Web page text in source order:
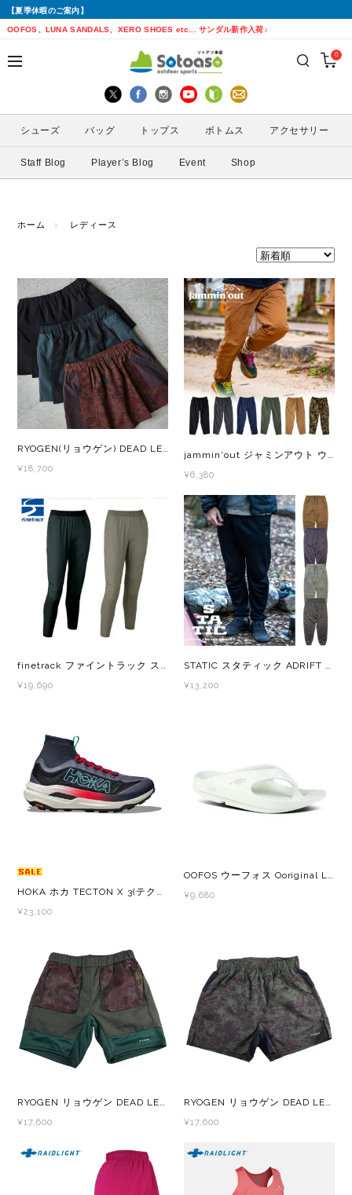
【夏季休暇のご案内】
OOFOS、LUNA SANDALS、XERO SHOES etc... サンダル新作入荷♪
戻る
シューズから探す
トレイルランニングシューズ
ランニングシューズ
戻る
トップスから探す
シェル・レインウェア
シャツ
戻る
ボトムスから探す
ショートパンツ
ロングパンツ
戻る
バッグから探す
トレランザック
バックパック
戻る
アクセサリーから探す
キャップ・ハット
ソックス
ゲイター
サングラス
ライト
ボトル・携帯カップ
ストックポール
戻る
ブランドから探す
ACTIVE YOHKAN(アクティブようかん)
ATHLETUNE(アスリチューン)
HoneyAction(ハニーアクション)
KODA(コーダ)
Mag-on(マグオン)
MEDALIST(メダリスト)
PUREPALA(ピュアパラ)
SAMURAICHARGE Pro
SAMURAI GEL(サムライジェル)
Shonai Special(ショウナイスペシャル)
カルノパワー
ジャパンエナジーフード
ミドリ安全
セット
戻る
ブランドから探す
Amazfit(アマズフィット)
BAUERFEIND(バウアーファインド)
Clef(クレ)
Columbia・Montrail(コロンビア・モント
レイル)
COMPRESSPORT(コンプレスポーツ)
cotopaxi (コトパクシ)
DYNAFIT(ディナフィット)
ELDORESO(エルドレッソ)
extremities (エクストリミティーズ)
FEELCAP(フィールキャップ)
GONTEX(ゴンテックス)
goodr(グダー)
handson grip (ハンズオングリップ)
Hydrapak(ハイドラパック)
INSTINCT(インスティンクト)
Joe Nimble(ジョー ニンブル)
Lithe Apparel（ライテ アパレル）
LUNA SANDALS(ルナサンダル)
MERRELL(メレル)
戻る
性別から探す
レディース
0
シューズ バッグ トップス ボトムス アクセサリー
Staff Blog Player’s Blog Event Shop
ホーム レディース
RYOGEN(リョウゲン) DEAD LEAF DOCKING RUN SKIRT レディース ランニング スカート ランスカ
¥18,700
jammin'out ジャミンアウト ウインドシェルパンツ トレラン ロングパンツ ナイロンパンツ
¥6,380
¥19,690 ¥13,200
HOKA ホカ TECTON X 3(テクトン X 3) ストーミー スカイズ / セリーズ(SSC) 1155114 レディース トレイルランニングシューズ
¥23,100
OOFOS ウーフォス Ooriginal Limited Cosmic Gray bamboo 200058 メンズ・レディース リカバリーサンダル 厚底
¥9,680
RYOGEN リョウゲン DEAD LEAF DOCKING NEO SHORTS RGP-04 DL.GREEN メンズ・レディース ショートパンツ ランニングパンツ
¥17,600
RYOGEN リョウゲン DEAD LEAF SHORTS RGP-03-2 DL.GREEN メンズ・レディース ショートパンツ ランニングパンツ
¥17,600